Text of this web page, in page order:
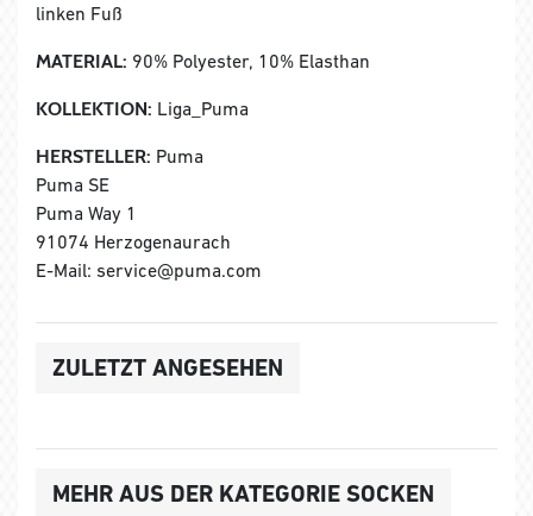
linken Fuß
MATERIAL: 90% Polyester, 10% Elasthan
KOLLEKTION: Liga_Puma
HERSTELLER: Puma
Puma SE
Puma Way 1
91074 Herzogenaurach
E-Mail: service@puma.com
ZULETZT ANGESEHEN
MEHR AUS DER KATEGORIE SOCKEN